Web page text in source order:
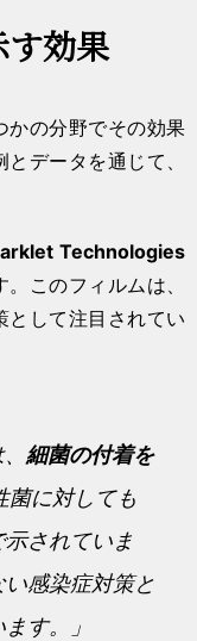
効果
かの分野でその効果
データを通じて、
Technologies
このフィルムは、
として注目されてい
細菌の付着を
菌に対しても
されていま
感染症対策と
す。」